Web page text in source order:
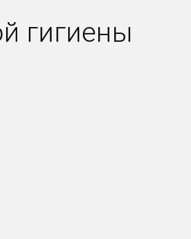
гигиены